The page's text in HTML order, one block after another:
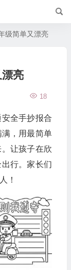
级简单又漂亮
亮
18
全手抄报合
，用最简单
让孩子在欣
行。家长们
！